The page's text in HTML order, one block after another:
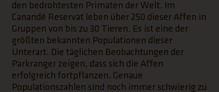
den bedrohtesten Primaten der Welt. Im
Canandé Reservat leben über 250 dieser Affen in
Gruppen von bis zu 30 Tieren. Es ist eine der
größten bekannten Populationen dieser
Unterart. Die täglichen Beobachtungen der
Parkranger zeigen, dass sich die Affen
erfolgreich fortpflanzen. Genaue
Populationszahlen sind noch immer schwierig zu